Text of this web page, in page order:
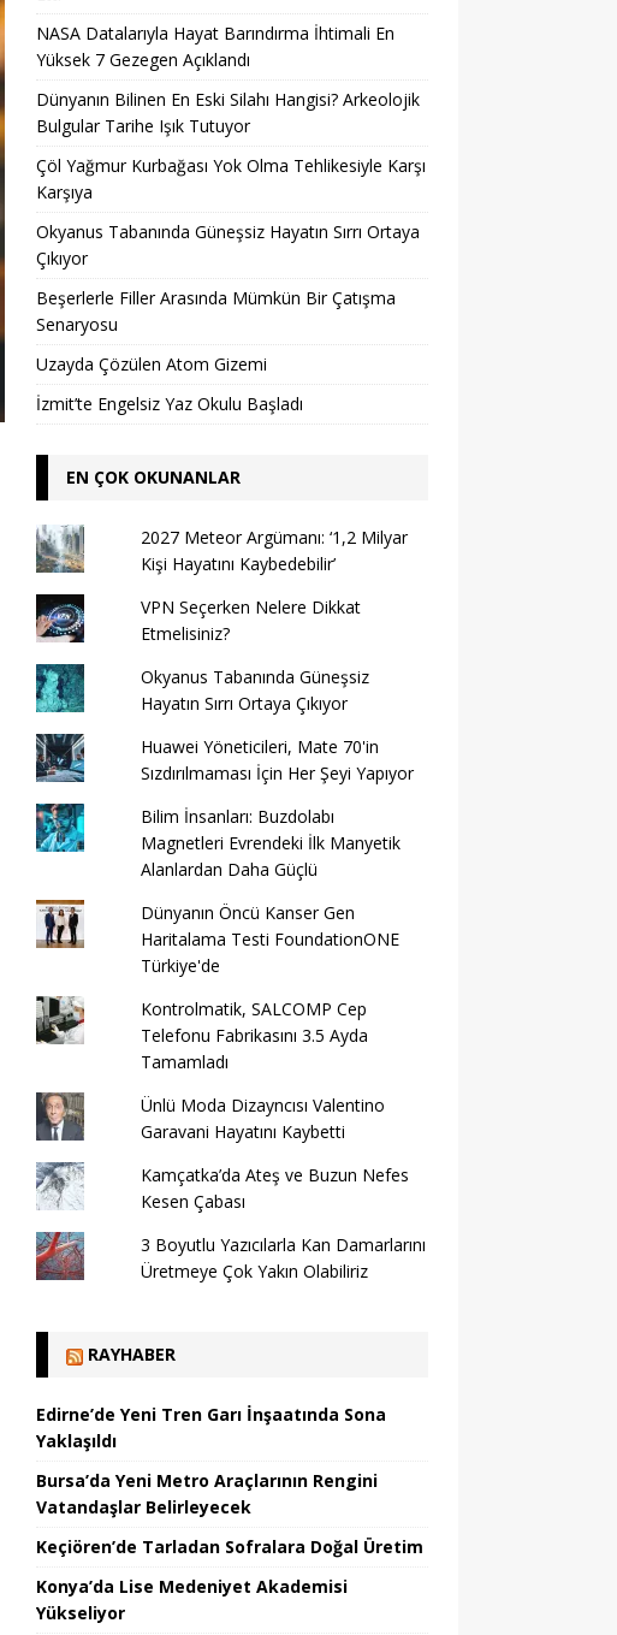
NASA Datalarıyla Hayat Barındırma İhtimali En
Yüksek 7 Gezegen Açıklandı
Dünyanın Bilinen En Eski Silahı Hangisi? Arkeolojik
Bulgular Tarihe Işık Tutuyor
Çöl Yağmur Kurbağası Yok Olma Tehlikesiyle Karşı
Karşıya
Okyanus Tabanında Güneşsiz Hayatın Sırrı Ortaya
Çıkıyor
Beşerlerle Filler Arasında Mümkün Bir Çatışma
Senaryosu
Uzayda Çözülen Atom Gizemi
İzmit’te Engelsiz Yaz Okulu Başladı
EN ÇOK OKUNANLAR
2027 Meteor Argümanı: ‘1,2 Milyar
Kişi Hayatını Kaybedebilir’
VPN Seçerken Nelere Dikkat
Etmelisiniz?
Okyanus Tabanında Güneşsiz
Hayatın Sırrı Ortaya Çıkıyor
Huawei Yöneticileri, Mate 70'in
Sızdırılmaması İçin Her Şeyi Yapıyor
Bilim İnsanları: Buzdolabı
Magnetleri Evrendeki İlk Manyetik
Alanlardan Daha Güçlü
Dünyanın Öncü Kanser Gen
Haritalama Testi FoundationONE
Türkiye'de
Kontrolmatik, SALCOMP Cep
Telefonu Fabrikasını 3.5 Ayda
Tamamladı
Ünlü Moda Dizayncısı Valentino
Garavani Hayatını Kaybetti
Kamçatka’da Ateş ve Buzun Nefes
Kesen Çabası
3 Boyutlu Yazıcılarla Kan Damarlarını
Üretmeye Çok Yakın Olabiliriz
RAYHABER
Edirne’de Yeni Tren Garı İnşaatında Sona
Yaklaşıldı
Bursa’da Yeni Metro Araçlarının Rengini
Vatandaşlar Belirleyecek
Keçiören’de Tarladan Sofralara Doğal Üretim
Konya’da Lise Medeniyet Akademisi
Yükseliyor